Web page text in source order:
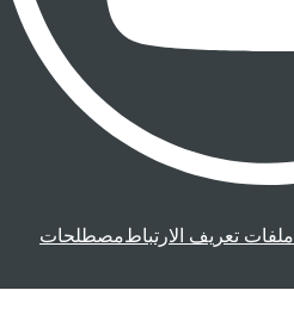
ملفات تعريف الارتباطمصطلحات